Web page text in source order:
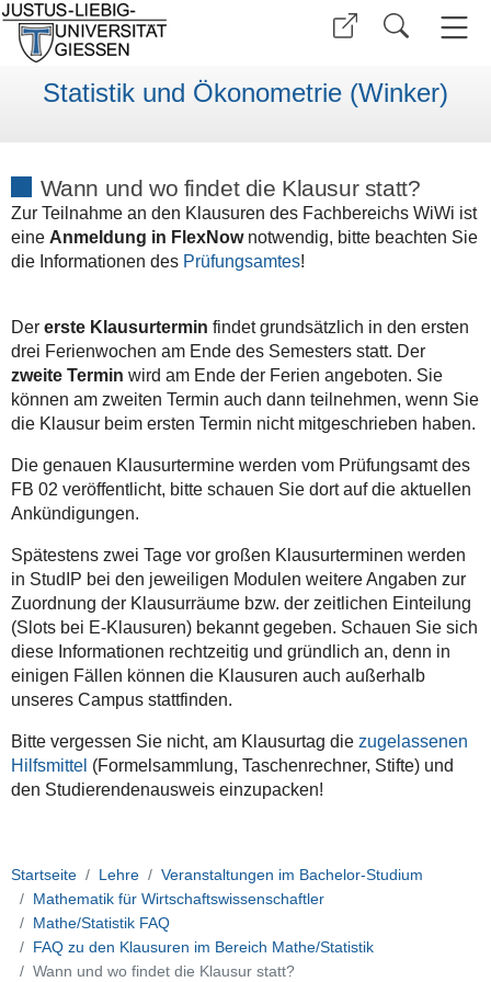
Statistik und Ökonometrie (Winker)
Wann und wo findet die Klausur statt?
Zur Teilnahme an den Klausuren des Fachbereichs WiWi ist
eine Anmeldung in FlexNow notwendig, bitte beachten Sie
die Informationen des Prüfungsamtes!
Der erste Klausurtermin findet grundsätzlich in den ersten
drei Ferienwochen am Ende des Semesters statt. Der
zweite Termin wird am Ende der Ferien angeboten. Sie
können am zweiten Termin auch dann teilnehmen, wenn Sie
die Klausur beim ersten Termin nicht mitgeschrieben haben.
Die genauen Klausurtermine werden vom Prüfungsamt des
FB 02 veröffentlicht, bitte schauen Sie dort auf die aktuellen
Ankündigungen.
Spätestens zwei Tage vor großen Klausurterminen werden
in StudIP bei den jeweiligen Modulen weitere Angaben zur
Zuordnung der Klausurräume bzw. der zeitlichen Einteilung
(Slots bei E-Klausuren) bekannt gegeben. Schauen Sie sich
diese Informationen rechtzeitig und gründlich an, denn in
einigen Fällen können die Klausuren auch außerhalb
unseres Campus stattfinden.
Bitte vergessen Sie nicht, am Klausurtag die zugelassenen
Hilfsmittel (Formelsammlung, Taschenrechner, Stifte) und
den Studierendenausweis einzupacken!
Startseite Lehre
Veranstaltungen im Bachelor-Studium
Mathematik für Wirtschaftswissenschaftler
Mathe/Statistik FAQ
FAQ zu den Klausuren im Bereich Mathe/Statistik
Wann und wo findet die Klausur statt?